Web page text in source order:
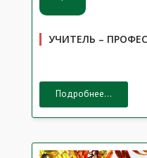
УЧИТЕЛЬ –
Подробнее...